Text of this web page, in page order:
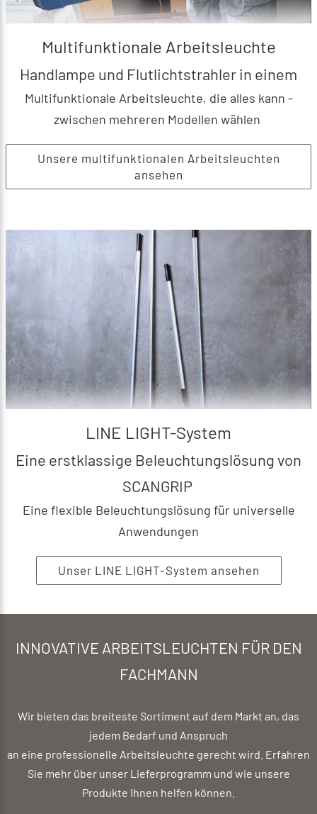
Multifunktionale Arbeitsleuchte
Handlampe und Flutlichtstrahler in einem
Multifunktionale Arbeitsleuchte, die alles kann -
zwischen mehreren Modellen wählen
Unsere multifunktionalen Arbeitsleuchten
ansehen
LINE LIGHT-System
Eine erstklassige Beleuchtungslösung von
SCANGRIP
Eine flexible Beleuchtungslösung für universelle
Anwendungen
Unser LINE LIGHT-System ansehen
INNOVATIVE ARBEITSLEUCHTEN FÜR DEN
FACHMANN
Wir bieten das breiteste Sortiment auf dem Markt an, das
jedem Bedarf und Anspruch
an eine professionelle Arbeitsleuchte gerecht wird. Erfahren
Sie mehr über unser Lieferprogramm und wie unsere
Produkte Ihnen helfen können.